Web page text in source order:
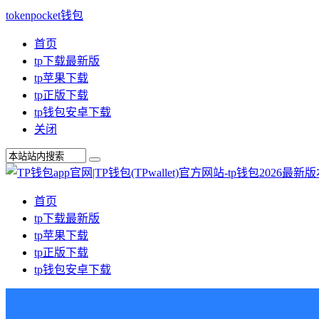
tokenpocket钱包
首页
tp下载最新版
tp苹果下载
tp正版下载
tp钱包安卓下载
关闭
首页
tp下载最新版
tp苹果下载
tp正版下载
tp钱包安卓下载